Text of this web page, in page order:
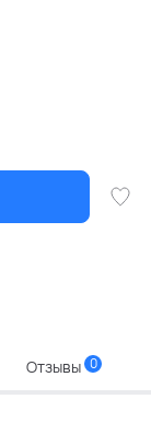
Отзывы 0